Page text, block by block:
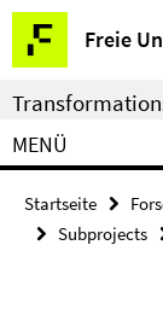
Springe
direkt
zu
Inhalt
Freie
Service-
Navigation
MENÜ
Startseite
Subprojects